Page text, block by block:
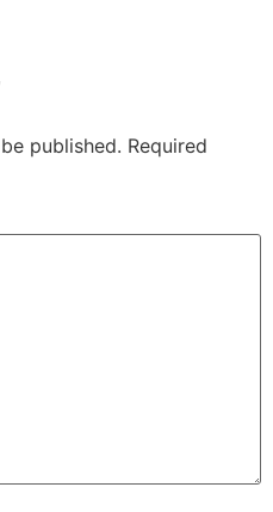
published. Required